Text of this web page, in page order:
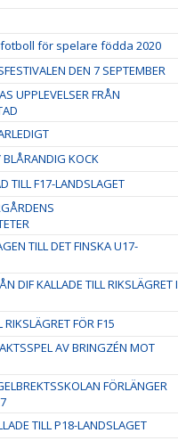
fotboll för spelare födda 2020
DEN 7 SEPTEMBER
UPPLEVELSER FRÅN
BLÅRANDIG KOCK
TILL F17-LANDSLAGET
TILL DET FINSKA U17-
DIF KALLADE TILL RIKSLÄGRET I
RIKSLÄGRET FÖR F15
AV BRINGZÉN MOT
FÖRLÄNGER
TILL P18-LANDSLAGET